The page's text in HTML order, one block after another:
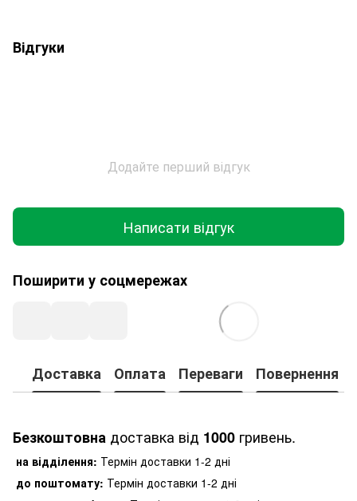
Відгуки
Додайте перший відгук
Написати відгук
Поширити у соцмережах
Доставка Оплата Переваги Повернення
Безкоштовна доставка від 1000 гривень.
на відділення: Термін доставки 1-2 дні
до поштомату: Термін доставки 1-2 дні